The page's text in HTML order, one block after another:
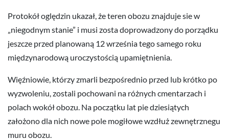
Protokół oględzin ukazał, że teren obozu znajduje sie w
„niegodnym stanie” i musi zosta doprowadzony do porządku
jeszcze przed planowaną 12 września tego samego roku
międzynarodową uroczystością upamiętnienia.
Więźniowie, którzy zmarli bezpośrednio przed lub krótko po
wyzwoleniu, zostali pochowani na różnych cmentarzach i
polach wokół obozu. Na początku lat pie dziesiątych
założono dla nich nowe pole mogiłowe wzdłuż zewnętrznegu
muru obozu.